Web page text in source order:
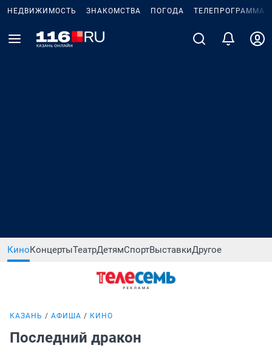
НЕДВИЖИМОСТЬ ЗНАКОМСТВА ПОГОДА ТЕЛЕПРОГРАММА
КиноКонцертыТеатрДетямСпортВыставкиДругое
КАЗАНЬ АФИША КИНО
Последний дракон